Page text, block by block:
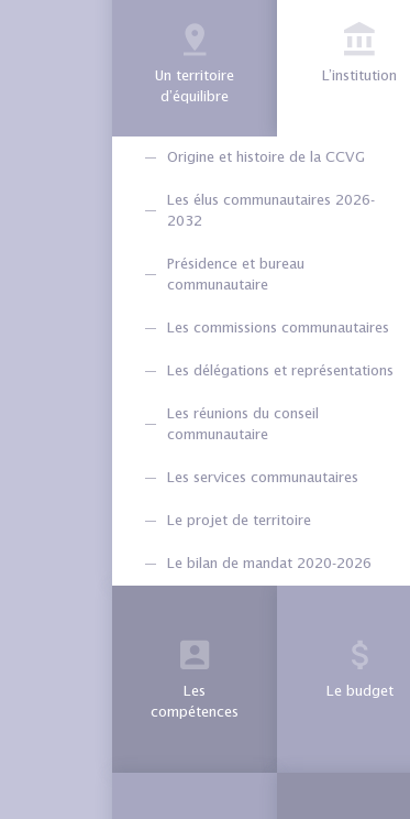
Un territoire
d’équilibre
L’institution
Origine et histoire de la CCVG
Les élus communautaires 2026-
2032
Présidence et bureau
communautaire
Les commissions communautaires
Les délégations et représentations
Les réunions du conseil
communautaire
Les services communautaires
Le projet de territoire
Le bilan de mandat 2020-2026
Les
compétences
Le budget